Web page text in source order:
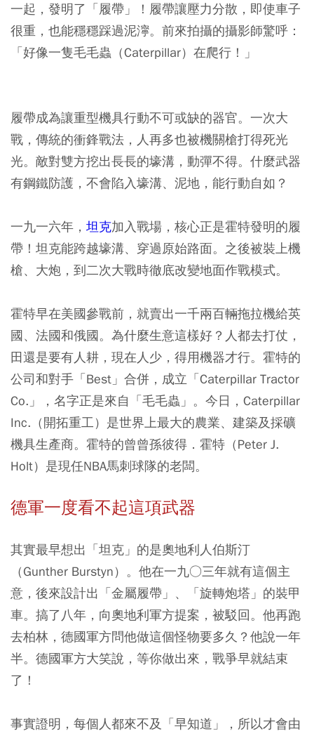
一起，發明了「履帶」！履帶讓壓力分散，即使車子
很重，也能穩穩踩過泥濘。前來拍攝的攝影師驚呼：
「好像一隻毛毛蟲（Caterpillar）在爬行！」
履帶成為讓重型機具行動不可或缺的器官。一次大
戰，傳統的衝鋒戰法，人再多也被機關槍打得死光
光。敵對雙方挖出長長的壕溝，動彈不得。什麼武器
有鋼鐵防護，不會陷入壕溝、泥地，能行動自如？
一九一六年， 坦克加入戰場，核心正是霍特發明的履
帶！坦克能跨越壕溝、穿過原始路面。之後被裝上機
槍、大炮，到二次大戰時徹底改變地面作戰模式。
霍特早在美國參戰前，就賣出一千兩百輛拖拉機給英
國、法國和俄國。為什麼生意這樣好？人都去打仗，
田還是要有人耕，現在人少，得用機器才行。霍特的
公司和對手「Best」合併，成立「Caterpillar Tractor
Co.」，名字正是來自「毛毛蟲」。今日，Caterpillar
Inc.（開拓重工）是世界上最大的農業、建築及採礦
機具生產商。霍特的曾曾孫彼得．霍特（Peter J.
Holt）是現任NBA馬刺球隊的老闆。
德軍一度看不起這項武器
其實最早想出「坦克」的是奧地利人伯斯汀
（Gunther Burstyn）。他在一九○三年就有這個主
意，後來設計出「金屬履帶」、「旋轉炮塔」的裝甲
車。搞了八年，向奧地利軍方提案，被駁回。他再跑
去柏林，德國軍方問他做這個怪物要多久？他說一年
半。德國軍方大笑說，等你做出來，戰爭早就結束
了！
事實證明，每個人都來不及「早知道」，所以才會由